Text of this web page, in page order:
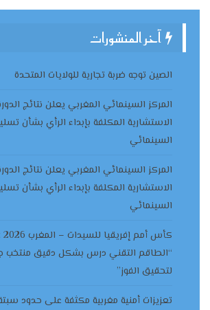
آخر المنشورات
الصين توجه ضربة تجارية للولايات المتحدة
المركز السينمائي المغربي يعلن نتائج
الاستشارية المكلفة بإبداء الرأي بشأن
السينمائي
المركز السينمائي المغربي يعلن نتائج
الاستشارية المكلفة بإبداء الرأي بشأن
السينمائي
“الطاقم التقني درس بشكل دقيق منتخب
لتحقيق الفوز”
تعزيزات أمنية مغربية مكثفة على حدود